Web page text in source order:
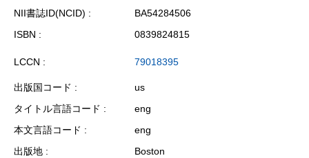
NII書誌ID(NCID)
BA54284506
ISBN
0839824815
LCCN 79018395
出版国コード
us
タイトル言語コード
eng
本文言語コード
eng
出版地
Boston